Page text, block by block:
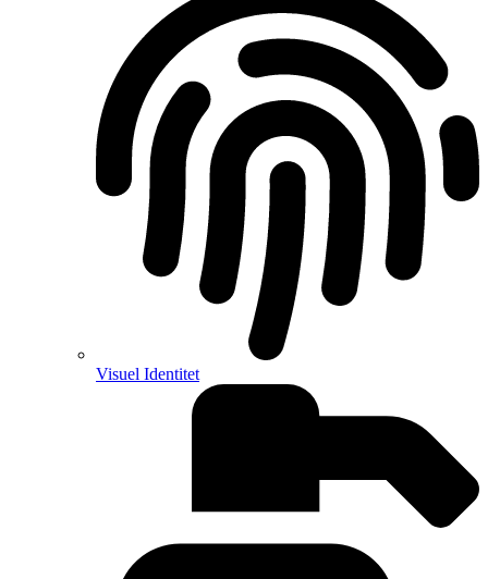
Visuel Identitet